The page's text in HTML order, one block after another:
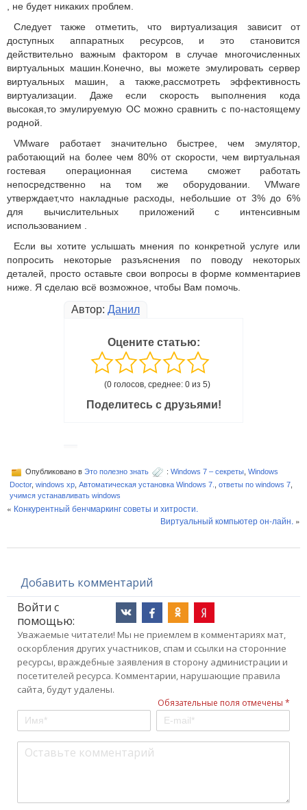
, не будет никаких проблем.
Следует также отметить, что виртуализация зависит от
доступных аппаратных ресурсов, и это становится
действительно важным фактором в случае многочисленных
виртуальных машин. Конечно, вы можете эмулировать сервер
виртуальных машин, а также,рассмотреть эффективность
виртуализации. Даже если скорость выполнения кода
высокая,то эмулируемую ОС можно сравнить с по-настоящему
родной.
VMware работает значительно быстрее, чем эмулятор,
работающий на более чем 80% от скорости, чем виртуальная
гостевая операционная система сможет работать
непосредственно на том же оборудовании.
VMware
утверждает,что накладные расходы, небольшие от 3% до 6%
для вычислительных приложений с интенсивным
использованием .
Если вы хотите услышать мнения по конкретной услуге или
попросить некоторые разъяснения по поводу некоторых
деталей, просто оставьте свои вопросы в форме комментариев
ниже. Я сделаю всё возможное, чтобы Вам помочь.
Автор: Данил
Оцените статью:
(0 голосов, среднее: 0 из 5)
Поделитесь с друзьями!
Опубликовано в Это полезно знать : Windows 7 – секреты Windows
Doctor, windows xp Автоматическая установка Windows 7. ответы по windows 7
учимся устанавливать windows
« Конкурентный бенчмаркинг советы и хитрости.
Виртуальный компьютер он-лайн. »
Добавить комментарий
Войти с
помощью:
Уважаемые читатели! Мы не приемлем в комментариях мат,
оскорбления других участников, спам и ссылки на сторонние
ресурсы, враждебные заявления в сторону администрации и
посетителей ресурса. Комментарии, нарушающие правила
сайта, будут удалены.
Обязательные поля отмечены *